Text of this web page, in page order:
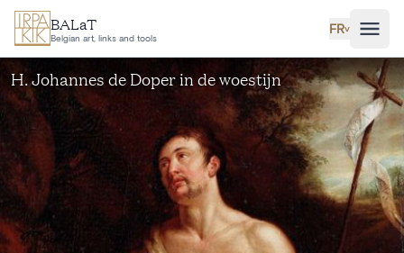
Aller au contenu principal
BALaT
Belgian art, links and tools
FR˅
H. Johannes de Doper in de woestijn